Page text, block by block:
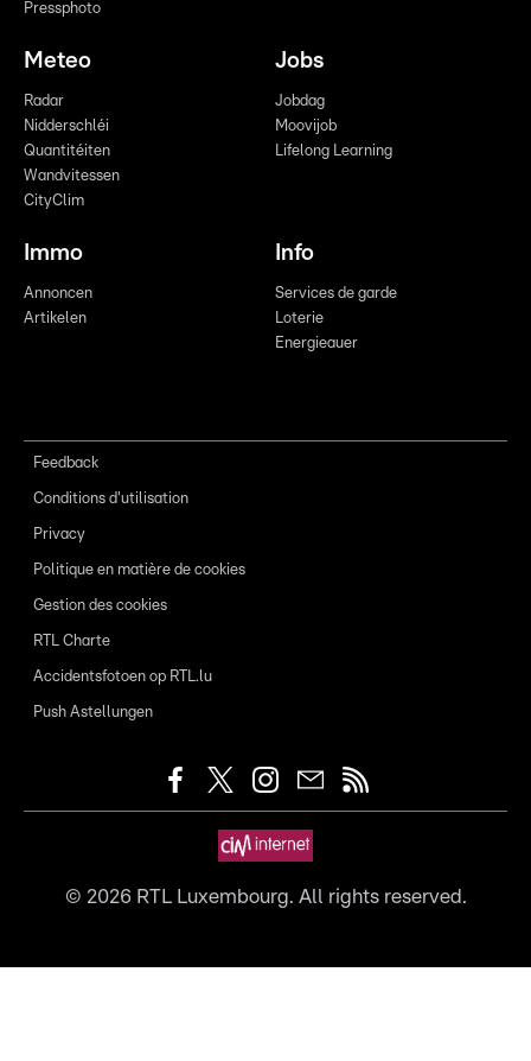
Pressphoto
Meteo
Radar
Nidderschléi
Quantitéiten
Wandvitessen
CityClim
Jobs
Jobdag
Moovijob
Lifelong Learning
Immo
Annoncen
Artikelen
Info
Services de garde
Loterie
Energieauer
Feedback
Conditions d'utilisation
Privacy
Politique en matière de cookies
Gestion des cookies
RTL Charte
Accidentsfotoen op RTL.lu
Push Astellungen
© 2026RTL Luxembourg. All rights reserved.